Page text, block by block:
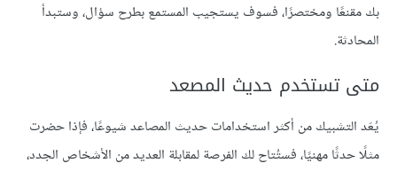
بك مقنعًا ومختصرًا، فسوف يستجيب المستمع بطرح سؤال، وستبدأ
المحادثة.
متى تستخدم حديث المصعد
يُعَد التشبيك من أكثر استخدامات حديث المصاعد شيوعًا، فإذا حضرت
مثلًا حدثًا مهنيًا، فستُتاح لك الفرصة لمقابلة العديد من الأشخاص الجدد،